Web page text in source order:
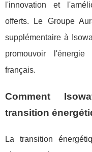
l'innovation et
offerts. Le Groupe
supplémentaire à
promouvoir
français.
Comment
transition
La transition